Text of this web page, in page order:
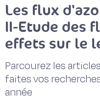
Les flux
II-Etude des
effets sur le
Parcourez les
faites vos
année